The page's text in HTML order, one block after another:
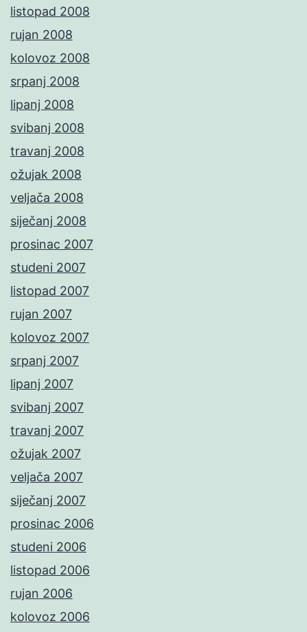
listopad 2008
rujan 2008
kolovoz 2008
srpanj 2008
lipanj 2008
svibanj 2008
travanj 2008
ožujak 2008
veljača 2008
siječanj 2008
prosinac 2007
studeni 2007
listopad 2007
rujan 2007
kolovoz 2007
srpanj 2007
lipanj 2007
svibanj 2007
travanj 2007
ožujak 2007
veljača 2007
siječanj 2007
prosinac 2006
studeni 2006
listopad 2006
rujan 2006
kolovoz 2006